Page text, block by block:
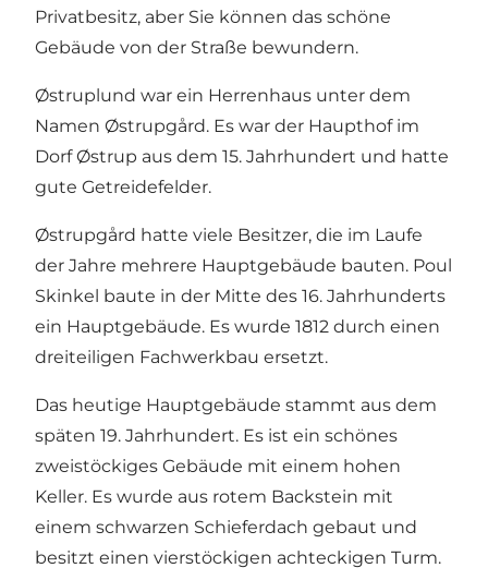
Privatbesitz, aber Sie können das schöne
Gebäude von der Straße bewundern.
Østruplund war ein Herrenhaus unter dem
Namen Østrupgård. Es war der Haupthof im
Dorf Østrup aus dem 15. Jahrhundert und hatte
gute Getreidefelder.
Østrupgård hatte viele Besitzer, die im Laufe
der Jahre mehrere Hauptgebäude bauten. Poul
Skinkel baute in der Mitte des 16. Jahrhunderts
ein Hauptgebäude. Es wurde 1812 durch einen
dreiteiligen Fachwerkbau ersetzt.
Das heutige Hauptgebäude stammt aus dem
späten 19. Jahrhundert. Es ist ein schönes
zweistöckiges Gebäude mit einem hohen
Keller. Es wurde aus rotem Backstein mit
einem schwarzen Schieferdach gebaut und
besitzt einen vierstöckigen achteckigen Turm.